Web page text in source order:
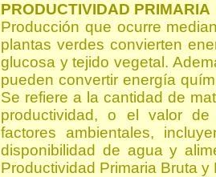
PRODUCTIVIDAD PRIMARIA
Producción que ocurre
plantas verdes convierten
glucosa y tejido vegetal.
pueden convertir energía
Se refiere a la cantidad de
productividad, o el valor
factores ambientales,
disponibilidad de agua y
Productividad Primaria Bruta